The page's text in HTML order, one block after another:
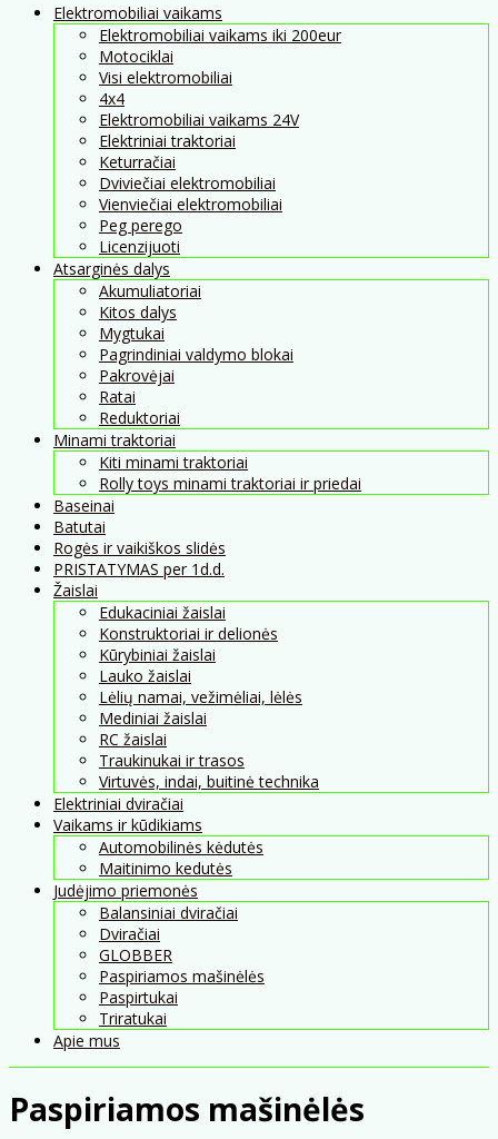
Elektromobiliai vaikams
Elektromobiliai vaikams iki 200eur
Motociklai
Visi elektromobiliai
4x4
Elektromobiliai vaikams 24V
Elektriniai traktoriai
Keturračiai
Dviviečiai elektromobiliai
Vienviečiai elektromobiliai
Peg perego
Licenzijuoti
Atsarginės dalys
Akumuliatoriai
Kitos dalys
Mygtukai
Pagrindiniai valdymo blokai
Pakrovėjai
Ratai
Reduktoriai
Minami traktoriai
Kiti minami traktoriai
Rolly toys minami traktoriai ir priedai
Baseinai
Batutai
Rogės ir vaikiškos slidės
PRISTATYMAS per 1d.d.
Žaislai
Edukaciniai žaislai
Konstruktoriai ir delionės
Kūrybiniai žaislai
Lauko žaislai
Lėlių namai, vežimėliai, lėlės
Mediniai žaislai
RC žaislai
Traukinukai ir trasos
Virtuvės, indai, buitinė technika
Elektriniai dviračiai
Vaikams ir kūdikiams
Automobilinės kėdutės
Maitinimo kedutės
Judėjimo priemonės
Balansiniai dviračiai
Dviračiai
GLOBBER
Paspiriamos mašinėlės
Paspirtukai
Triratukai
Apie mus
Paspiriamos mašinėlės